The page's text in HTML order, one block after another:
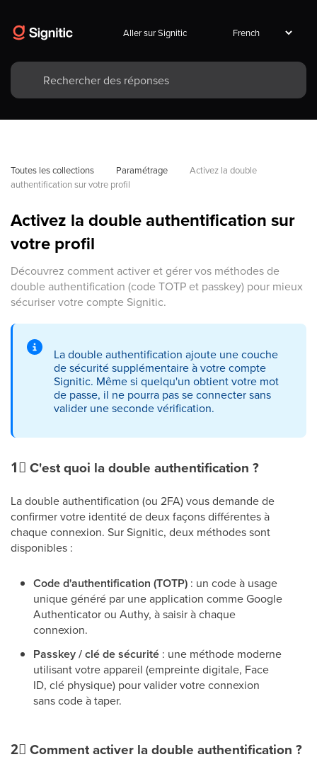
Aller sur Signitic
Toutes les collections Paramétrage
Activez la double
authentification sur votre profil
Activez la double authentification sur
votre profil
Découvrez comment activer et gérer vos méthodes de
double authentification (code TOTP et passkey) pour mieux
sécuriser votre compte Signitic.
La double authentification ajoute une couche
de sécurité supplémentaire à votre compte
Signitic. Même si quelqu'un obtient votre mot
de passe, il ne pourra pas se connecter sans
valider une seconde vérification.
1⃣ C'est quoi la double authentification ?
La double authentification (ou 2FA) vous demande de
confirmer votre identité de deux façons différentes à
chaque connexion. Sur Signitic, deux méthodes sont
disponibles :
Code d'authentification (TOTP) : un code à usage
unique généré par une application comme Google
Authenticator ou Authy, à saisir à chaque
connexion.
Passkey / clé de sécurité : une méthode moderne
utilisant votre appareil (empreinte digitale, Face
ID, clé physique) pour valider votre connexion
sans code à taper.
2⃣ Comment activer la double authentification ?